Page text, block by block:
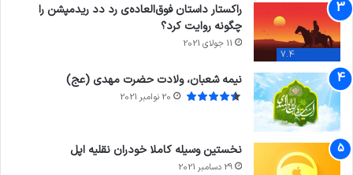
7.4
راکستار داستان فوق‌العاده‌ی رد دد ریدمپشن را
چگونه روایت کرد؟
11 جولای 2021
نیمه شعبان، ولادت حضرت مهدی (عج)
20 نوامبر 2021
نخستین وسیله کاملا خودران نقلیه اپل
29 دسامبر 2021